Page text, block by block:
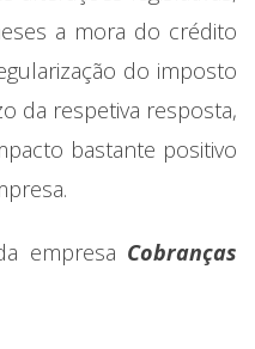
a mora do crédito
do imposto
da respetiva resposta,
bastante positivo
empresa Cobranças